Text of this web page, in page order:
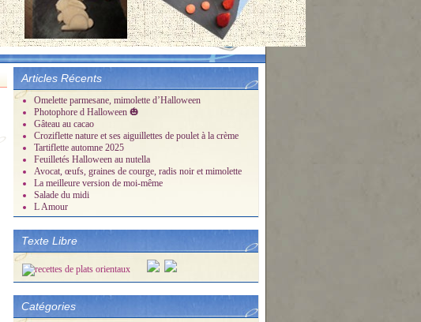
Articles Récents
Omelette parmesane, mimolette d’Halloween
Photophore d Halloween 🎃
Gâteau au cacao
Croziflette nature et ses aiguillettes de poulet à la crème
Tartiflette automne 2025
Feuilletés Halloween au nutella
Avocat, œufs, graines de courge, radis noir et mimolette
La meilleure version de moi-même
Salade du midi
L Amour
Texte Libre
Catégories